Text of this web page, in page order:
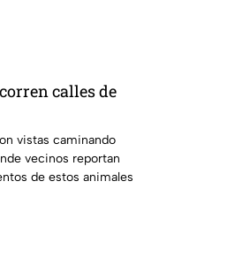
calles de
vistas caminando
vecinos reportan
de estos animales